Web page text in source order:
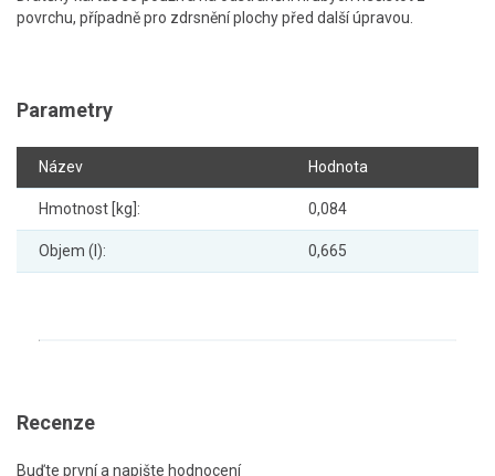
povrchu, případně pro zdrsnění plochy před další úpravou.
Parametry
Název Hodnota
Hmotnost [kg]: 0,084
Objem (l): 0,665
Recenze
Buďte první a napište hodnocení